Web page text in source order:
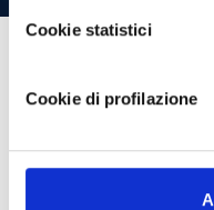
Cookie statistici
Cookie di profilazione
e novità